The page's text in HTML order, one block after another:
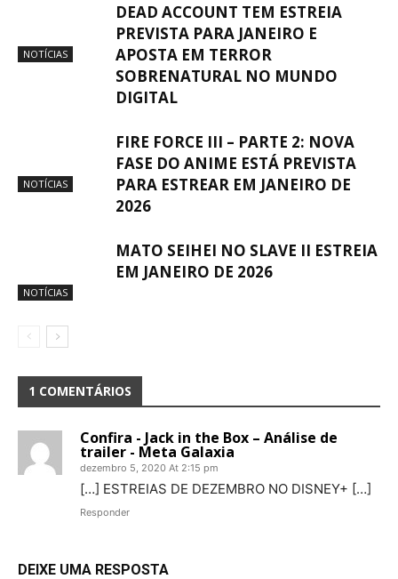
NOTÍCIAS
DEAD ACCOUNT TEM ESTREIA
PREVISTA PARA JANEIRO E
APOSTA EM TERROR
SOBRENATURAL NO MUNDO
DIGITAL
NOTÍCIAS
FIRE FORCE III – PARTE 2: NOVA
FASE DO ANIME ESTÁ PREVISTA
PARA ESTREAR EM JANEIRO DE
2026
NOTÍCIAS
MATO SEIHEI NO SLAVE II ESTREIA
EM JANEIRO DE 2026
1 COMENTÁRIOS
Confira - Jack in the Box – Análise de
trailer - Meta Galaxia
dezembro 5, 2020 At 2:15 pm
[…] ESTREIAS DE DEZEMBRO NO DISNEY+ […]
Responder
DEIXE UMA RESPOSTA